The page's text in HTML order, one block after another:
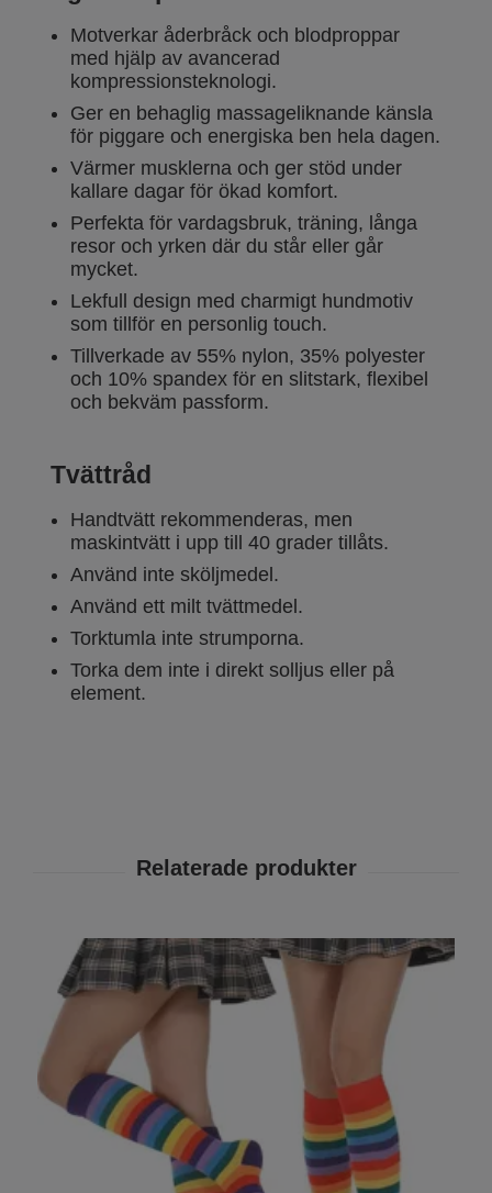
Motverkar åderbråck och blodproppar
med hjälp av avancerad
kompressionsteknologi.
Ger en behaglig massageliknande känsla
för piggare och energiska ben hela dagen.
Värmer musklerna och ger stöd under
kallare dagar för ökad komfort.
Perfekta för vardagsbruk, träning, långa
resor och yrken där du står eller går
mycket.
Lekfull design med charmigt hundmotiv
som tillför en personlig touch.
Tillverkade av 55% nylon, 35% polyester
och 10% spandex för en slitstark, flexibel
och bekväm passform.
Tvättråd
Handtvätt rekommenderas, men
maskintvätt i upp till 40 grader tillåts.
Använd inte sköljmedel.
Använd ett milt tvättmedel.
Torktumla inte strumporna.
Torka dem inte i direkt solljus eller på
element.